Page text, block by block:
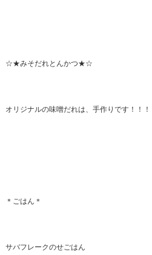
☆★みそだれとんかつ★☆
オリジナルの味噌だれは、手作りです！！！
＊ごはん＊
サバフレークのせごはん